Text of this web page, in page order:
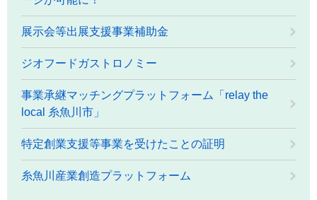
展示会等出展支援事業補助金
ジオフードガストロノミー
事業承継マッチングプラットフォーム「relay the
local 糸魚川市」
特定創業支援等事業を受けたことの証明
糸魚川産業創造プラットフォーム